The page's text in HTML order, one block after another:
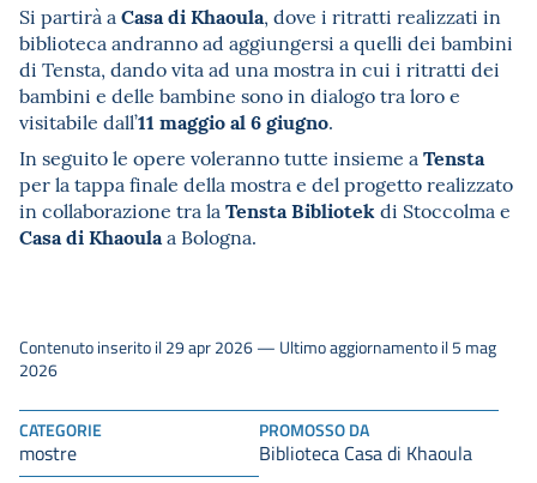
Si partirà a Casa di Khaoula, dove i ritratti realizzati in
biblioteca andranno ad aggiungersi a quelli dei bambini
di Tensta, dando vita ad una mostra in cui i ritratti dei
bambini e delle bambine sono in dialogo tra loro e
visitabile dall’11 maggio al 6 giugno.
In seguito le opere voleranno tutte insieme a Tensta
per la tappa finale della mostra e del progetto realizzato
in collaborazione tra la Tensta Bibliotekdi Stoccolma e
Casa di Khaoulaa Bologna.
CATEGORIE
mostre
PROMOSSO DA
Biblioteca Casa di Khaoula
Contenuto inserito il 29 apr 2026 — Ultimo aggiornamento il 5 mag
2026